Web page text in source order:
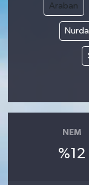
Araban
NEM
%12
Bilim,